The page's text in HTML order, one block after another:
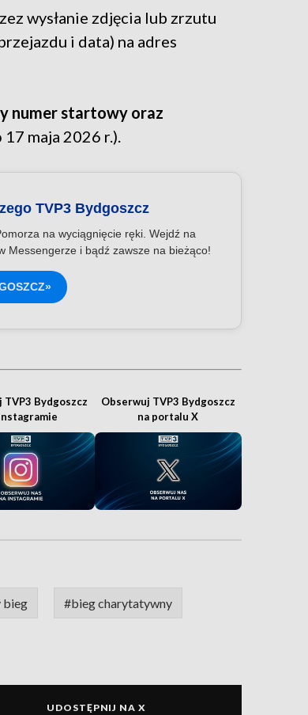
wysłanie zdjęcia lub zrzutu
i data) na adres
numer startowy oraz
17 maja 2026 r.).
TVP3 Bydgoszcz
na wyciągnięcie ręki. Wejdź na
Messengerze i bądź zawsze na bieżąco!
TVP3 Bydgoszcz
Obserwuj TVP3 Bydgoszcz
na portalu X
bieg #bieg charytatywny
UDOSTĘPNIJ NA X